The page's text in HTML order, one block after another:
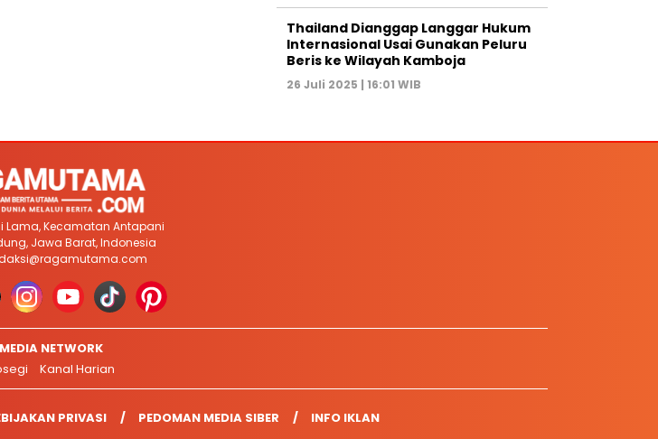
Thailand Dianggap Langgar Hukum
Internasional Usai Gunakan Peluru
Beris ke Wilayah Kamboja
26 Juli 2025 | 16:01 WIB
Lama, Kecamatan Antapani
Jawa Barat, Indonesia
MEDIA NETWORK
Kanal Harian
PRIVASI PEDOMAN MEDIA SIBER INFO IKLAN